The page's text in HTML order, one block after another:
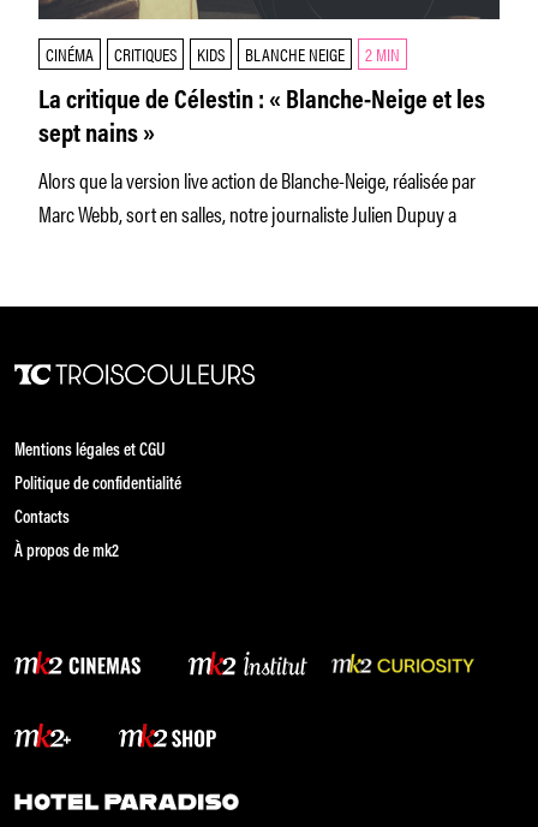
CINÉMA CRITIQUES KIDS BLANCHE NEIGE 2 MIN
La critique de Célestin : « Blanche-Neige et les
sept nains »
Alors que la version live action de Blanche-Neige, réalisée par
Marc Webb, sort en salles, notre journaliste Julien Dupuy a
Mentions légales et CGU
Politique de confidentialité
Contacts
À propos de mk2